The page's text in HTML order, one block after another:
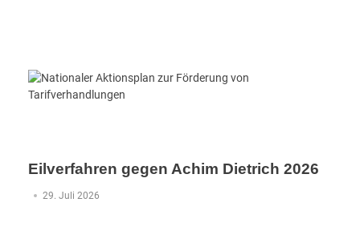
Eilverfahren gegen Achim Dietrich 2026
29. Juli 2026